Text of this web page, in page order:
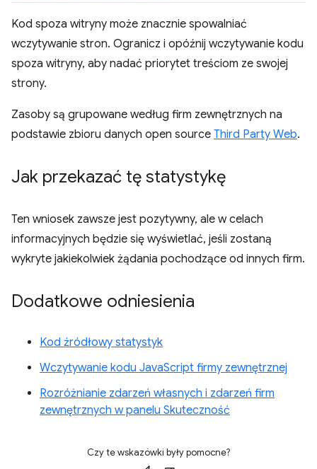
Kod spoza witryny może znacznie spowalniać
wczytywanie stron. Ogranicz i opóźnij wczytywanie kodu
spoza witryny, aby nadać priorytet treściom ze swojej
strony.
Zasoby są grupowane według firm zewnętrznych na
podstawie zbioru danych open source Third Party Web.
Jak przekazać tę statystykę
Ten wniosek zawsze jest pozytywny, ale w celach
informacyjnych będzie się wyświetlać, jeśli zostaną
wykryte jakiekolwiek żądania pochodzące od innych firm.
Dodatkowe odniesienia
Kod źródłowy statystyk
Wczytywanie kodu JavaScript firmy zewnętrznej
Rozróżnianie zdarzeń własnych i zdarzeń firm
zewnętrznych w panelu Skuteczność
Czy te wskazówki były pomocne?